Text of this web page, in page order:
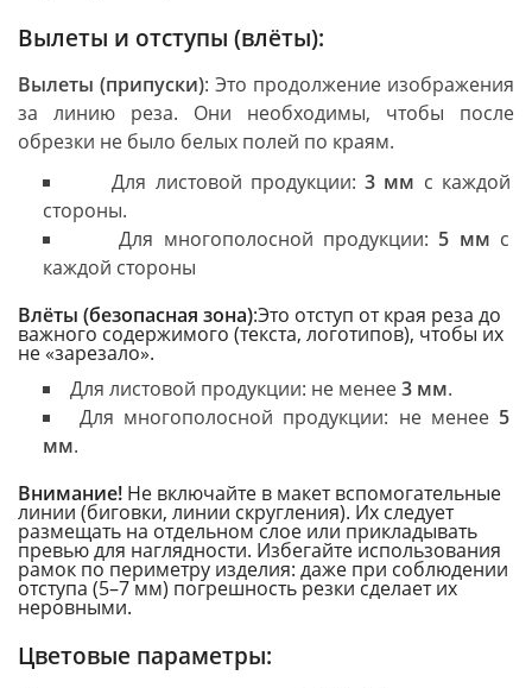
Вылеты и отступы (влёты):
Вылеты (припуски): Это продолжение изображения
за линию реза. Они необходимы, чтобы после
обрезки не было белых полей по краям.
Для листовой продукции:3 мм с каждой
стороны.
Для многополосной продукции: 5 мм с
каждой стороны
Влёты (безопасная зона):Это отступ от края реза до
важного содержимого (текста, логотипов), чтобы их
не «зарезало».
Для листовой продукции: не менее3 мм.
Для многополосной продукции: не менее 5
мм.
Внимание! Не включайте в макет вспомогательные
линии (биговки, линии скругления). Их следует
размещать на отдельном слое или прикладывать
превью для наглядности. Избегайте использования
рамок по периметру изделия: даже при соблюдении
отступа (5–7 мм) погрешность резки сделает их
неровными.
Цветовые параметры: